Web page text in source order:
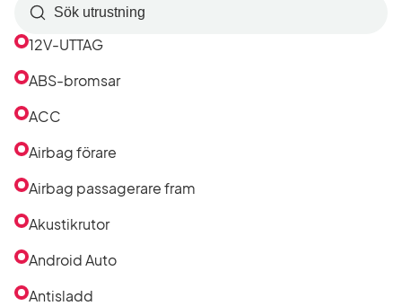
Sök
efter
i
12V-UTTAG
ABS-bromsar
ACC
Airbag förare
Airbag passagerare fram
Akustikrutor
Android Auto
Antisladd